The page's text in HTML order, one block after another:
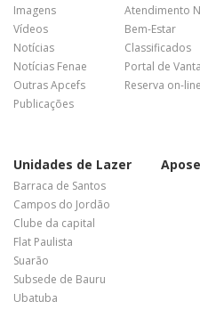
Imagens
Vídeos
Notícias
Notícias Fenae
Outras Apcefs
Publicações
Atendimento
Bem-Estar
Classificados
Portal de
Reserva on-line
Unidades de Lazer
Barraca de Santos
Campos do Jordão
Clube da capital
Flat Paulista
Suarão
Subsede de Bauru
Ubatuba